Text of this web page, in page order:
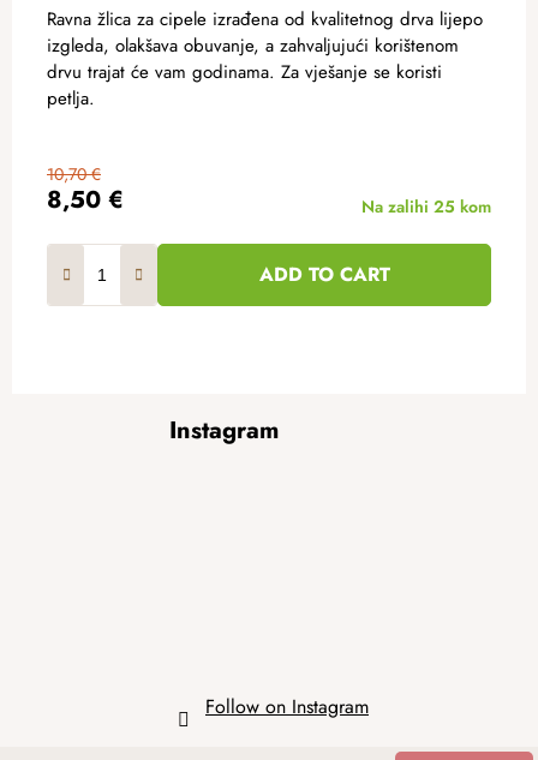
8,50 €
10,70 €
Na zalihi 25 kom
ADD TO CART
Ravna žlica za cipele izrađena od kvalitetnog drva lijepo
izgleda, olakšava obuvanje, a zahvaljujući korištenom
drvu trajat će vam godinama. Za vješanje se koristi
petlja.
Instagram
Follow on Instagram